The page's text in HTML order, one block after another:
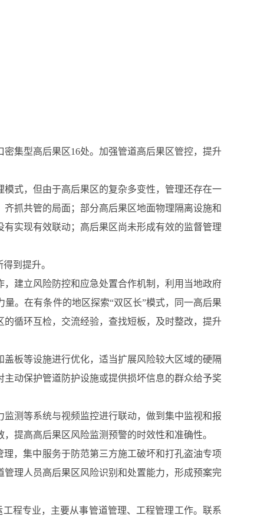
集型高后果区16处。加强管道高后果区管控，提升
式，但由于高后果区的复杂多变性，管理还存在一
抓共管的局面；部分高后果区地面物理隔离设施和
实现有效联动；高后果区尚未形成有效的监督管理
到提升。
建立风险防控和应急处置合作机制，利用当地政府
。在有条件的地区探索“双区长”模式，同一高后果
循环互检，交流经验，查找短板，及时整改，提升
板等设施进行优化，适当扩展风险较大区域的硬隔
动保护管道防护设施或提供损坏信息的群众给予奖
测等系统与视频监控进行联动，做到集中监视和报
提高高后果区风险监测预警的时效性和准确性。
，集中服务于防范第三方施工破坏和打孔盗油专项
理人员高后果区风险识别和处置能力，形成预案完
程专业，主要从事管道管理、工程管理工作。联系